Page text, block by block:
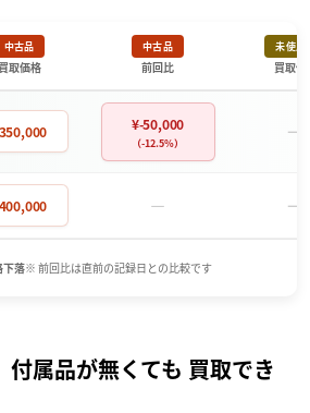
中古品
買取価格
中古品
前回比
未使用
買取価
¥-50,000
（-12.5%） －
－ －
下落※ 前回比は直前の記録日との比較です
付属品が無くても 買取でき